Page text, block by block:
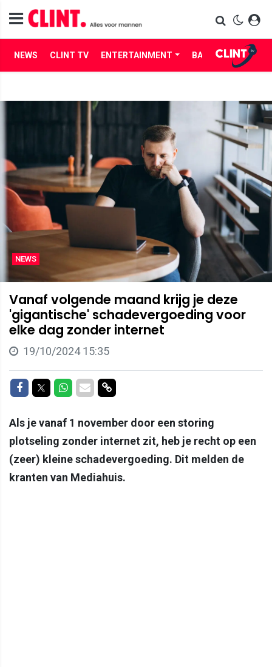
NEWS CLINT TV ENTERTAINMENT BABES LIFE
NEWS
Vanaf volgende maand krijg je deze
'gigantische' schadevergoeding voor
elke dag zonder internet
19/10/2024 15:35
Delen op Facebook
Delen op Twitter
Delen op Whatsapp
Delen via Mail
Delen via link
Als je vanaf 1 november door een storing
plotseling zonder internet zit, heb je recht op een
(zeer) kleine schadevergoeding. Dit melden de
kranten van Mediahuis.